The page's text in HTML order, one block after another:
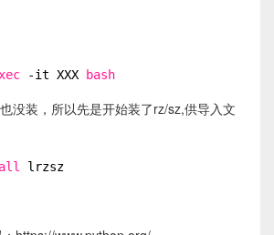
-it XXX bash
没装，所以先是开始装了rz/sz,供导入文
lrzsz